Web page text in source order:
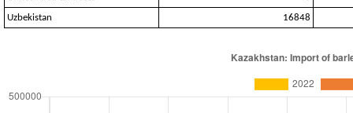
Uzbekistan
16848